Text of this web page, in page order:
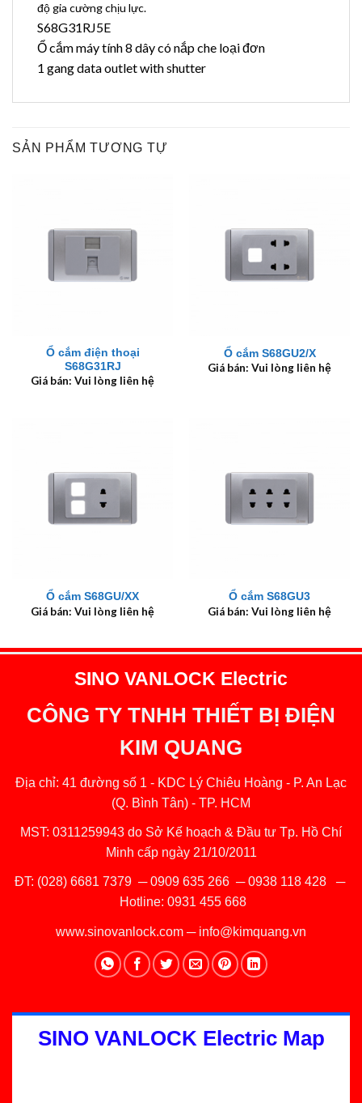
độ gia cường chịu lực.
S68G31RJ5E
Ổ cắm máy tính 8 dây có nắp che loại đơn
1 gang data outlet with shutter
SẢN PHẨM TƯƠNG TỰ
Ổ cắm điện thoại
S68G31RJ
Giá bán: Vui lòng liên hệ
Ổ cắm S68GU2/X
Giá bán: Vui lòng liên hệ
Ổ cắm S68GU/XX
Giá bán: Vui lòng liên hệ
Ổ cắm S68GU3
Giá bán: Vui lòng liên hệ
SINO VANLOCK Electric
CÔNG TY TNHH THIẾT BỊ ĐIỆN
KIM QUANG
Địa chỉ: 41 đường số 1 - KDC Lý Chiêu Hoàng - P. An Lạc
(Q. Bình Tân) - TP. HCM
MST: 0311259943 do Sở Kế hoạch & Đầu tư Tp. Hồ Chí
Minh cấp ngày 21/10/2011
ĐT: (028) 6681 7379 ─0909 635 266─0938 118 428─
Hotline: 0931 455 668
www.sinovanlock.com ─ info@kimquang.vn
SINO VANLOCK Electric Map